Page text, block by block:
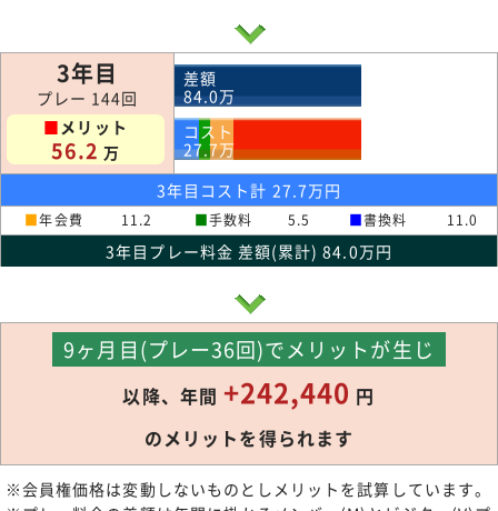
3年目
プレー 144回
■メリット
56.2 万
差額
84.0万
コスト
27.7万
3年目コスト計 27.7万円
■年会費 11.2 ■手数料 5.5 ■書換料 11.0
3年目プレー料金 差額(累計) 84.0万円
9ヶ月目(プレー36回)でメリットが生じ
以降、年間 +242,440 円
のメリットを得られます
※会員権価格は変動しないものとしメリットを試算しています。